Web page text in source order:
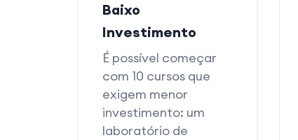
Baixo
Investimento
É possível começar
com 10 cursos que
exigem menor
investimento: um
laboratório de